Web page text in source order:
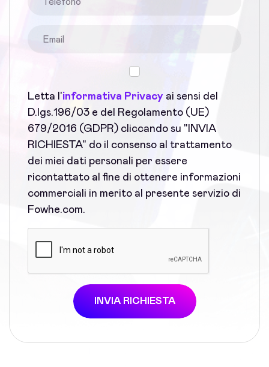
Letta l'informativa Privacy ai sensi del
D.lgs.196/03 e del Regolamento (UE)
679/2016 (GDPR) cliccando su "INVIA
RICHIESTA" do il consenso al trattamento
dei miei dati personali per essere
ricontattato al fine di ottenere informazioni
commerciali in merito al presente servizio di
Fowhe.com.
INVIA RICHIESTA